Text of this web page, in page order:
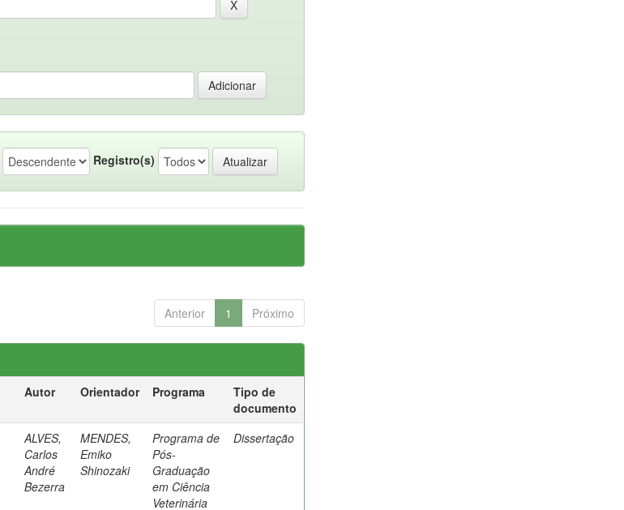
Registro(s)
Anterior 1 Próximo
Autor Orientador Programa
Tipo de
documento
ALVES,
Carlos
André
Bezerra
MENDES,
Emiko
Shinozaki
Programa de
Pós-
Graduação
em Ciência
Veterinária
Dissertação